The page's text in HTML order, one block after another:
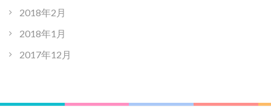
2018年2月
2018年1月
2017年12月